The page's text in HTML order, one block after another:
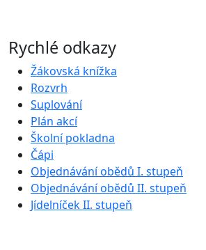
Rychlé odkazy
Žákovská knížka
Rozvrh
Suplování
Plán akcí
Školní pokladna
Čápi
Objednávání obědů I. stupeň
Objednávání obědů II. stupeň
Jídelníček II. stupeň